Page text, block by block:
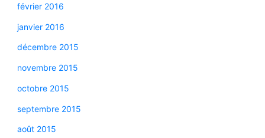
février 2016
janvier 2016
décembre 2015
novembre 2015
octobre 2015
septembre 2015
août 2015